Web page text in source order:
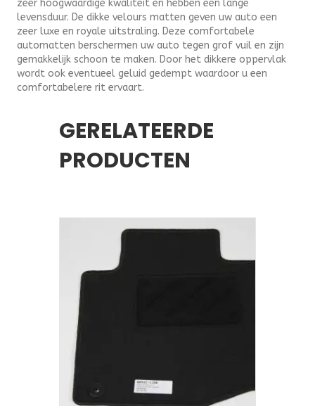
zeer hoogwaardige kwaliteit en hebben een lange
levensduur. De dikke velours matten geven uw auto een
zeer luxe en royale uitstraling. Deze comfortabele
automatten berschermen uw auto tegen grof vuil en zijn
gemakkelijk schoon te maken. Door het dikkere oppervlak
wordt ook eventueel geluid gedempt waardoor u een
comfortabelere rit ervaart.
GERELATEERDE
PRODUCTEN